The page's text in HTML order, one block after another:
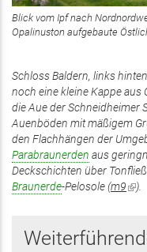
Blick vom Ipf nach
Opalinuston aufgebaute
Schloss Baldern, links
noch eine kleine Kappe
die Aue der Schneidheimer
Auenböden mit mäßigem
den Flachhängen der
Parabraunerden aus
Deckschichten über
Braunerde-Pelosole (m9(Link
).